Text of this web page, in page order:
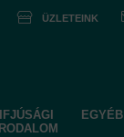
ÜZLETEINK
IFJÚSÁGI
IRODALOM
EGYÉB